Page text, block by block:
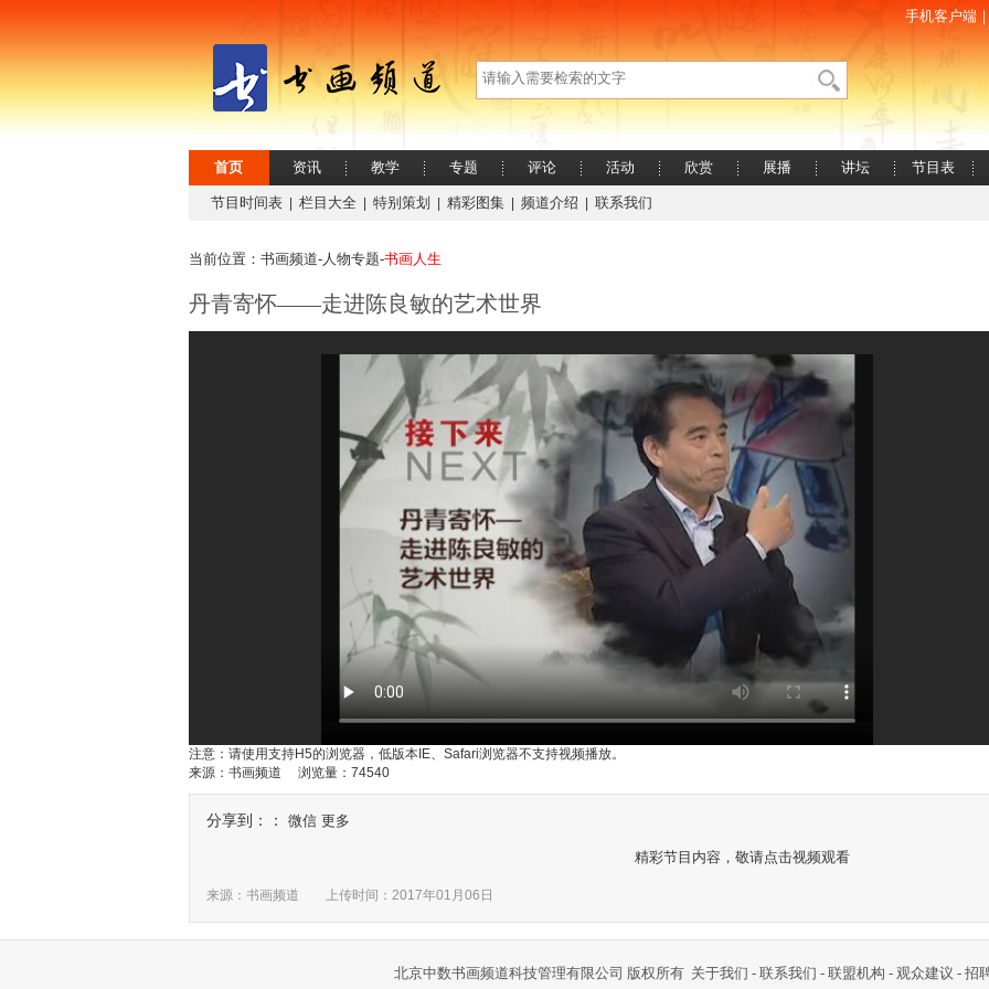
手机客户端｜
首页 资讯 教学 专题 评论 活动 欣赏 展播 讲坛 节目表
节目时间表| 栏目大全| 特别策划 精彩图集| 频道介绍 联系我们
当前位置：书画频道-人物专题-书画人生
丹青寄怀——走进陈良敏的艺术世界
注意：请使用支持H5的浏览器，低版本IE、Safari浏览器不支持视频播放。
来源：书画频道 浏览量：74540
分享到：： 微信 更多
精彩节目内容，敬请点击视频观看
来源：书画频道 上传时间： 2017年01月06日
北京中数书画频道科技管理有限公司 版权所有 关于我们 - 联系我们 - 联盟机构 - 观众建议 - 招